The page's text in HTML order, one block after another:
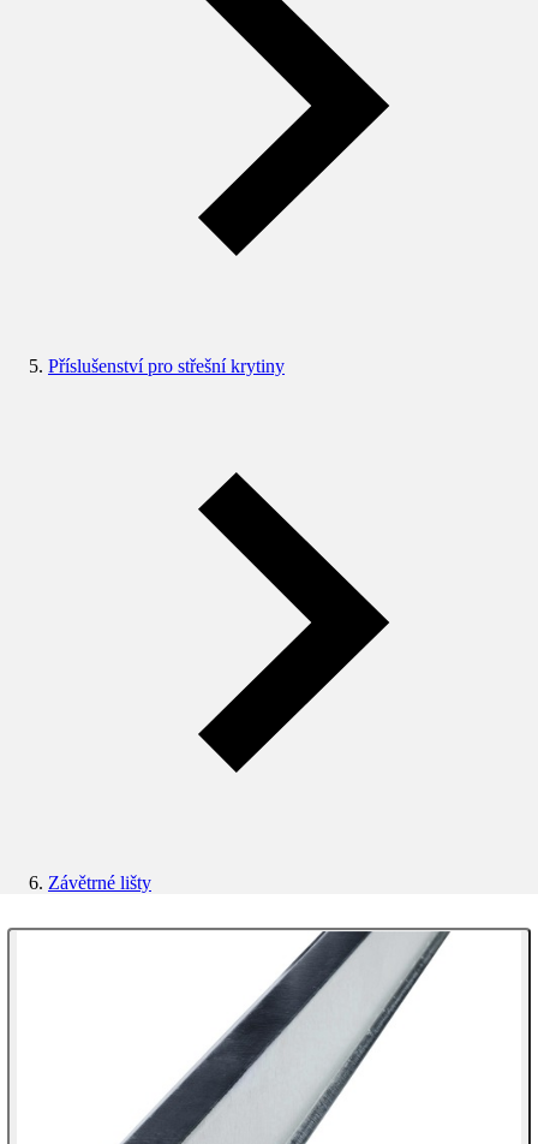
Příslušenství pro střešní krytiny
Závětrné lišty